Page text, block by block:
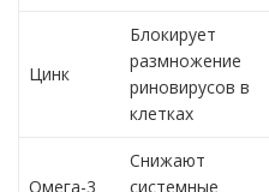
Цинк
Блокирует
размножение
риновирусов в
клетках
Омега-3
Снижают
системные